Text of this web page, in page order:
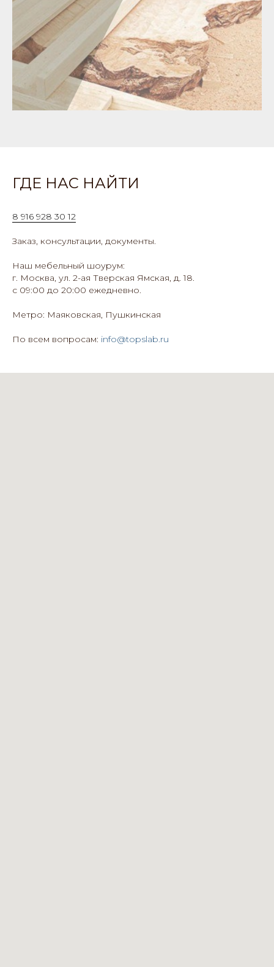
ГДЕ НАС НАЙТИ
8 916 928 30 12
Заказ, консультации, документы.
Наш мебельный шоурум:
г. Москва, ул. 2-ая Тверская Ямская, д. 18.
с 09:00 до 20:00 ежедневно.
Метро: Маяковская, Пушкинская
По всем вопросам: info@topslab.ru